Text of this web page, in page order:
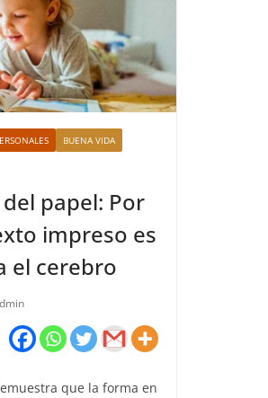
BUENA VIDA
papel: Por
impreso es
el cerebro
que la forma en